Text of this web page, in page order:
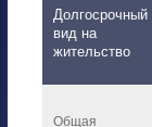
Долгосрочный
вид на
жительство
Общая